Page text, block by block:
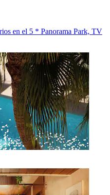
en el 5 * Panorama Park, TV